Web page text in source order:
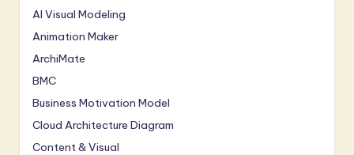
AI Visual Modeling
Animation Maker
ArchiMate
BMC
Business Motivation Model
Cloud Architecture Diagram
Content & Visual